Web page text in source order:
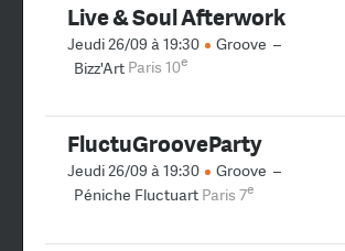
Live & Soul Afterwork
Jeudi 26/09 à 19:30 Groove –
Bizz'Art Paris 10e
FluctuGrooveParty
Jeudi 26/09 à 19:30 Groove –
Péniche Fluctuart Paris 7e